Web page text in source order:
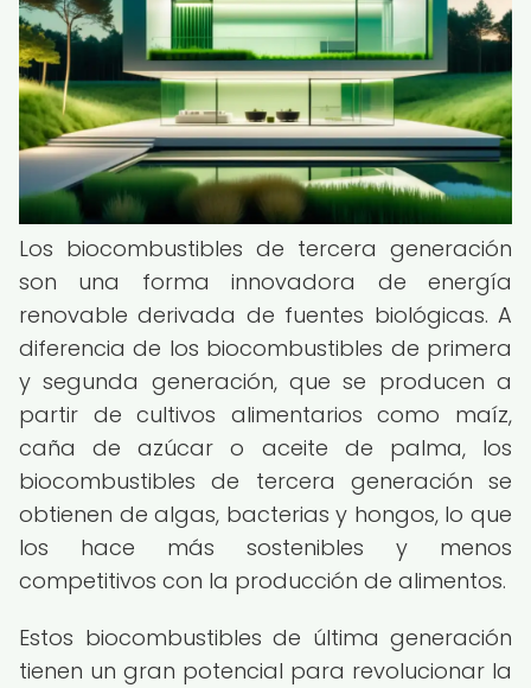
Los biocombustibles de tercera generación
son una forma innovadora de energía
renovable derivada de fuentes biológicas. A
diferencia de los biocombustibles de primera
y segunda generación, que se producen a
partir de cultivos alimentarios como maíz,
caña de azúcar o aceite de palma, los
biocombustibles de tercera generación se
obtienen de algas, bacterias y hongos, lo que
los hace más sostenibles y menos
competitivos con la producción de alimentos.
Estos biocombustibles de última generación
tienen un gran potencial para revolucionar la